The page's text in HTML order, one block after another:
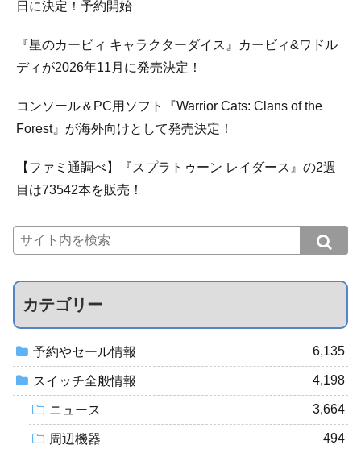
日に決定！予約開始
『星のカービィ キャラクターダイス』カービィ&ワドル
ディが2026年11月に発売決定！
コンソール＆PC用ソフト『Warrior Cats: Clans of the
Forest』が海外向けとして発売決定！
【ファミ通調べ】『スプラトゥーン レイダース』の2週
目は73542本を販売！
カテゴリー
予約やセール情報 6,135
スイッチ全般情報 4,198
ニュース 3,664
周辺機器 494